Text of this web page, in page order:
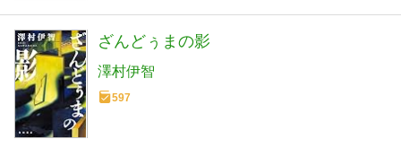
ざんどぅまの影
澤村伊智
597